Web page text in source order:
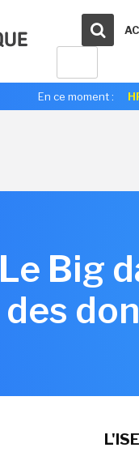
En ce moment :
Big
des